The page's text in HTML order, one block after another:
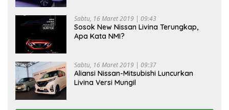
Sabtu, 16 Maret 2019 | 09:43
Sosok New Nissan Livina Terungkap,
Apa Kata NMI?
Sabtu, 16 Maret 2019 | 09:37
Aliansi Nissan-Mitsubishi Luncurkan
Livina Versi Mungil